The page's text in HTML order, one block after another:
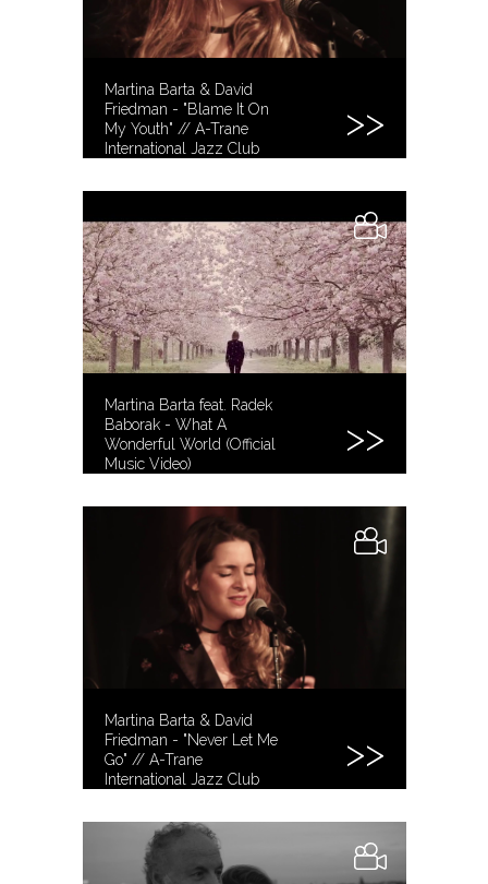
Martina Barta & David
Friedman - "Blame It On
My Youth" // A-Trane
International Jazz Club
Martina Barta feat. Radek
Baborak - What A
Wonderful World (Official
Music Video)
Martina Barta & David
Friedman - "Never Let Me
Go" // A-Trane
International Jazz Club